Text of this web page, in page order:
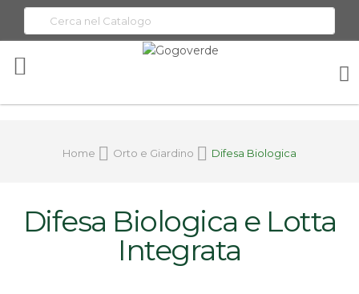
Home Orto e Giardino Difesa Biologica
Difesa Biologica e Lotta
Integrata